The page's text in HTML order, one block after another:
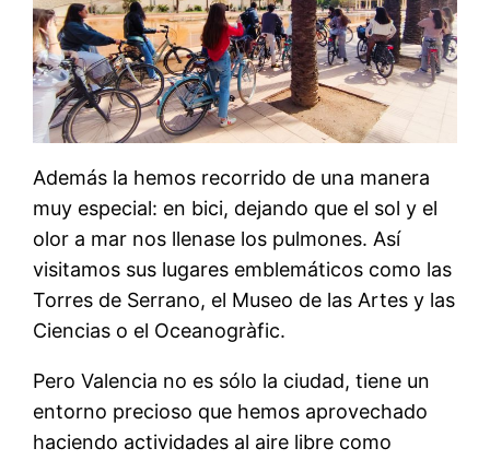
Además la hemos recorrido de una manera
muy especial: en bici, dejando que el sol y el
olor a mar nos llenase los pulmones. Así
visitamos sus lugares emblemáticos como las
Torres de Serrano, el Museo de las Artes y las
Ciencias o el Oceanogràfic.
Pero Valencia no es sólo la ciudad, tiene un
entorno precioso que hemos aprovechado
haciendo actividades al aire libre como